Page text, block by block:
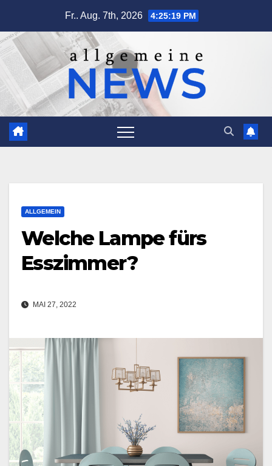
springen
Fr.. Aug. 7th, 2026 4:25:20 PM
ALLGEMEIN
Welche Lampe fürs
Esszimmer?
MAI 27, 2022